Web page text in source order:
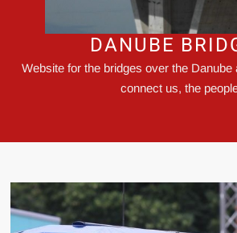
DANUBE
Website for the bridges over the Danube
connect us, the